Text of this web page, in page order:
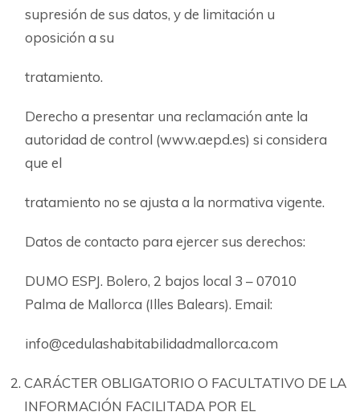
supresión de sus datos, y de limitación u
oposición a su
tratamiento.
Derecho a presentar una reclamación ante la
autoridad de control (www.aepd.es) si considera
que el
tratamiento no se ajusta a la normativa vigente.
Datos de contacto para ejercer sus derechos:
DUMO ESPJ. Bolero, 2 bajos local 3 – 07010
Palma de Mallorca (Illes Balears). Email:
info@cedulashabitabilidadmallorca.com
CARÁCTER OBLIGATORIO O FACULTATIVO DE LA
INFORMACIÓN FACILITADA POR EL